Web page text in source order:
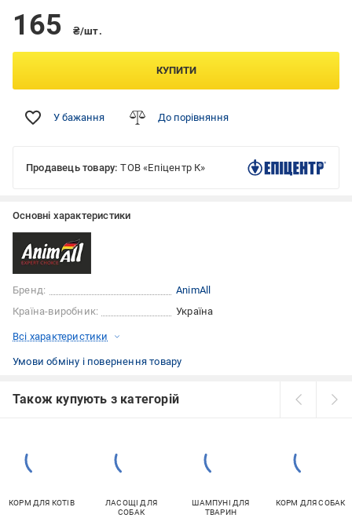
165 ₴/шт.
КУПИТИ
У бажання До порівняння
Продавець товару: ТОВ «Епіцентр К»
Основні характеристики
Бренд:
AnimAll
Країна-виробник:
Україна
Всі характеристики
Умови обміну і повернення товару
Також купують з категорій
КОРМ ДЛЯ КОТІВ
ЛАСОЩІ ДЛЯ
СОБАК
ШАМПУНІ ДЛЯ
ТВАРИН
КОРМ ДЛЯ СОБАК